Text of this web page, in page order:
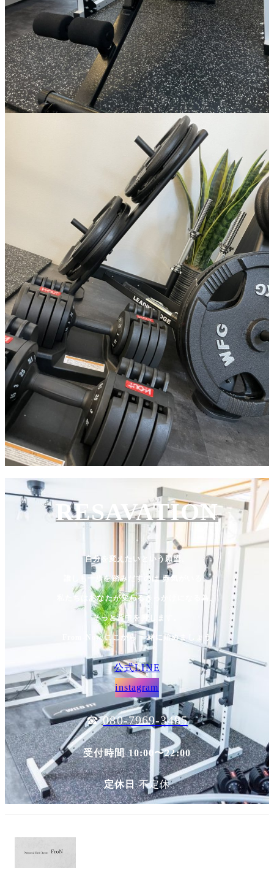
RESAVATION
自分を変えたいという願望、
誰しも一歩を踏みだすのは 勇気がいる。
私たちはあなたが変わるきっかけになる為、
そっと背中を押します。
From-Now ここから 一緒に始めましょう
公式LINE
instagram
☎︎080-7969-3485
受付時間 10:00〜22:00
定休日不定休